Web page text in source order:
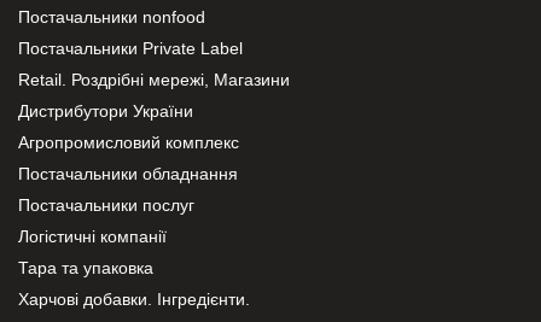
Постачальники nonfood
Постачальники Private Label
Retail. Роздрібні мережі, Магазини
Дистрибутори України
Агропромисловий комплекс
Постачальники обладнання
Постачальники послуг
Логістичні компанії
Тара та упаковка
Харчові добавки. Інгредієнти.